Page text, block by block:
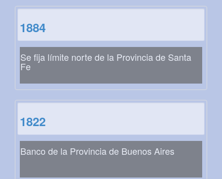
1884
Se fija límite norte de la Provincia de Santa
Fe
1822
Banco de la Provincia de Buenos Aires